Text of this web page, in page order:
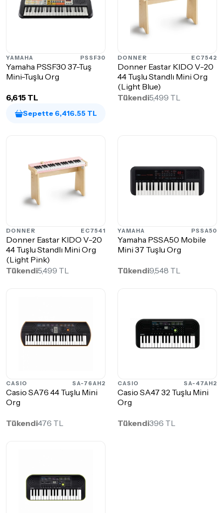
YAMAHA PSSF30
Yamaha PSSF30 37-Tuş
Mini-Tuşlu Org
6,615 TL
Sepette 6,416.55 TL
DONNER EC7542
Donner Eastar KIDO V-20
44 Tuşlu Standlı Mini Org
(Light Blue)
Tükendi5,499 TL
DONNER EC7541
Donner Eastar KIDO V-20
44 Tuşlu Standlı Mini Org
(Light Pink)
Tükendi5,499 TL
YAMAHA PSSA50
Yamaha PSSA50 Mobile
Mini 37 Tuşlu Org
Tükendi9,548 TL
CASIO SA-76AH2
Casio SA76 44 Tuşlu Mini
Org
Tükendi476 TL
CASIO SA-47AH2
Casio SA47 32 Tuşlu Mini
Org
Tükendi396 TL